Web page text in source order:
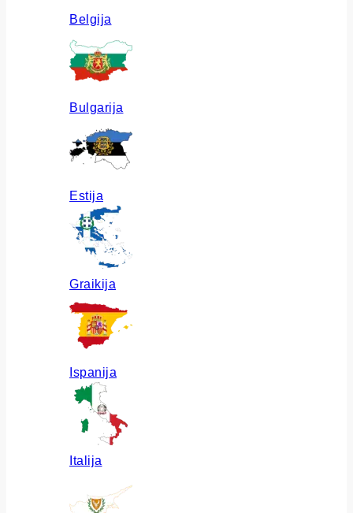
Belgija
Bulgarija
Estija
Graikija
Ispanija
Italija